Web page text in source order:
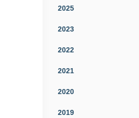
2025
2023
2022
2021
2020
2019